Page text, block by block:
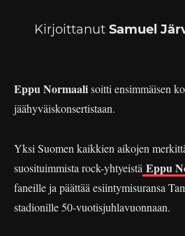
Kirjoittanut Samuel
Eppu Normaalisoitti ensimmäisen
jäähyväiskonsertistaan.
Yksi Suomen kaikkien aikojen
suosituimmista rock-yhtyeistä Eppu
faneille ja päättää esiintymisuransa
stadionille 50-vuotisjuhlavuonnaan.